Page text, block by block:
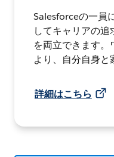
Salesforceの一員
してキャリアの
を両立できます
より、自分自身と
詳細はこちら